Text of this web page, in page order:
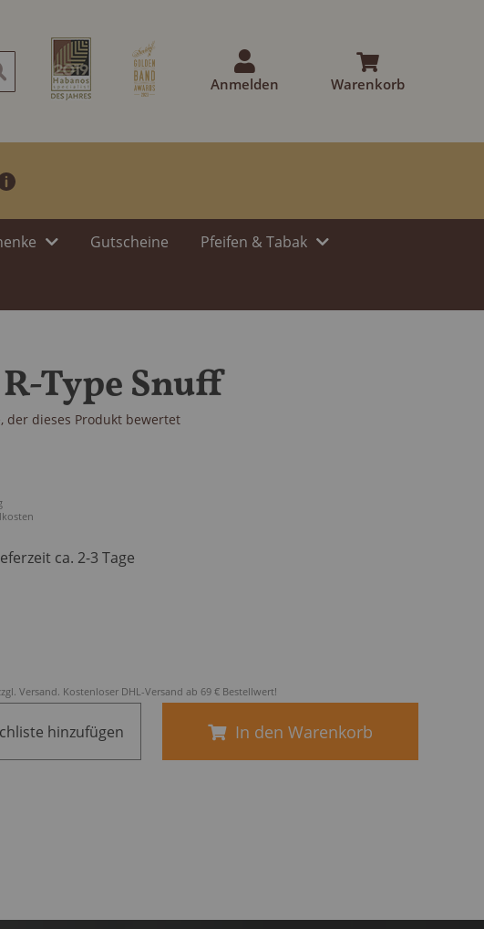
Warenkorb
Anmelden
Gutscheine Pfeifen & Tabak
Type Snuff
der dieses Produkt bewertet
ca. 2-3 Tage
Versand. Kostenloser DHL-Versand ab 69 € Bestellwert!
hinzufügen In den Warenkorb